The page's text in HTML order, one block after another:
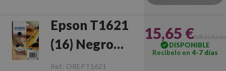
Epson T1621
(16) Negro
Original
Ref.: OREPT1621
15,65 €IVA incluido
DISPONIBLE
Recíbelo en 4-7 días